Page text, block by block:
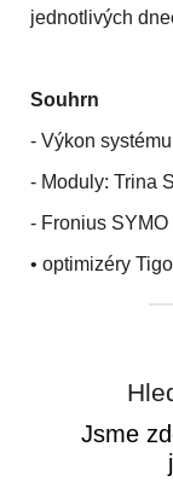
jednotlivých
Souhrn
- Výkon
- Moduly: Trina
- Fronius SYMO
• optimizéry
Jsme